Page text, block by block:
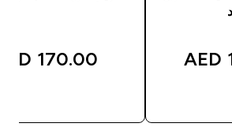
170.00 AED‎